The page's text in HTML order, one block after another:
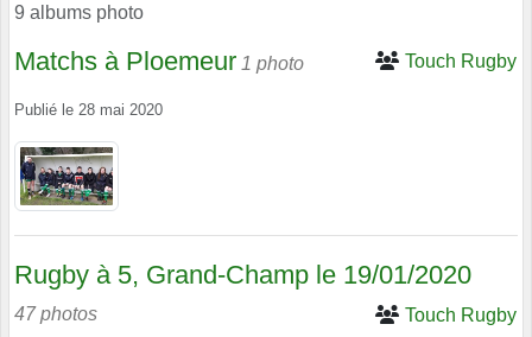
9 albums photo
Matchs à Ploemeur 1 photo Touch Rugby
Publié le 28 mai 2020
Rugby à 5, Grand-Champ le 19/01/2020
47 photos Touch Rugby